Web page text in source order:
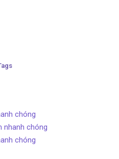
chóng
nhanh chóng
chóng